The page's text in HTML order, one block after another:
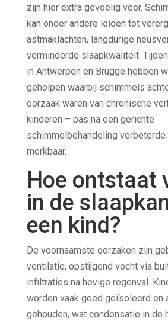
zijn hier extra gevoelig voor.
kan onder andere leiden tot
astmaklachten, langdurige
verminderde slaapkwaliteit.
in Antwerpen en Brugge hebben
geholpen waarbij schimmels
oorzaak waren van chronische
kinderen – pas na een gerichte
schimmelbehandeling verbeterde
merkbaar.
Hoe ontstaat
in de
een kind?
De voornaamste oorzaken zijn
ventilatie, opstijgend vocht via
infiltraties na hevige regenval.
worden vaak goed geïsoleerd en
gehouden, wat condensatie in de